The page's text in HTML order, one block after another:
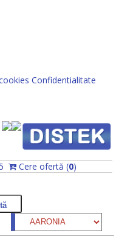
Confidentialitate
Cere ofertă (0)